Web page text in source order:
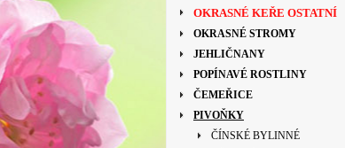
OKRASNÉ KEŘE OSTATNÍ
OKRASNÉ STROMY
JEHLIČNANY
POPÍNAVÉ ROSTLINY
ČEMEŘICE
PIVOŇKY
ČÍNSKÉ BYLINNÉ